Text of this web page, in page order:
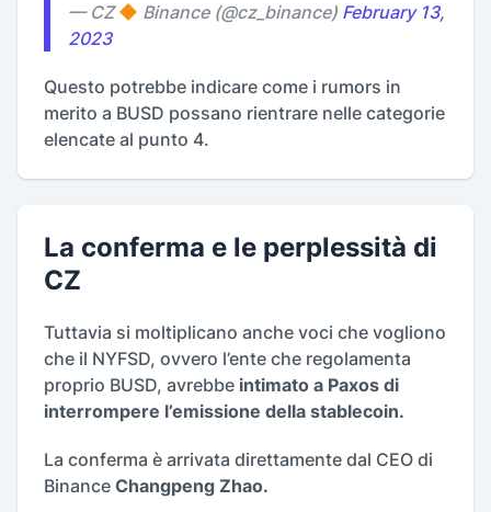
— CZ Binance (@cz_binance) February 13,
2023
Questo potrebbe indicare come i rumors in
merito a BUSD possano rientrare nelle categorie
elencate al punto 4.
La conferma e le perplessità di
CZ
Tuttavia si moltiplicano anche voci che vogliono
che il NYFSD, ovvero l’ente che regolamenta
proprio BUSD, avrebbe intimato a Paxos di
interrompere l’emissione della stablecoin.
La conferma è arrivata direttamente dal CEO di
Binance Changpeng Zhao.